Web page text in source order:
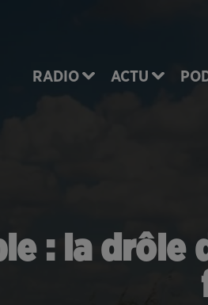
RADIO ACTU
: la drôle